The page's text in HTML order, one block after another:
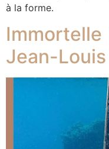
à la forme.
Jean-